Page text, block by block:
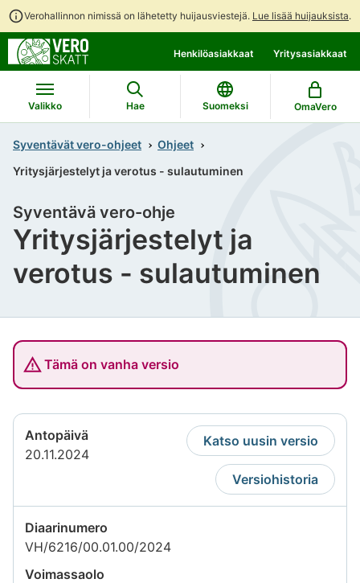
Verohallinnon nimissä on lähetetty huijausviestejä. Lue lisää huijauksista.
suoraan
sisältöön
koko
sivuston
hakuun
Henkilöasiakkaat Yritysasiakkaat
Valikko Hae Suomeksi OmaVero
Syventävät vero-ohjeet
Ohjeet
Yritysjärjestelyt ja verotus - sulautuminen
Yritysjärjestelyt ja
verotus - sulautuminen
Syventävä vero-ohje
Tämä on vanha versio
Antopäivä
20.11.2024
Katso uusin versio
Versiohistoria
Diaarinumero
VH/6216/00.01.00/2024
Voimassaolo